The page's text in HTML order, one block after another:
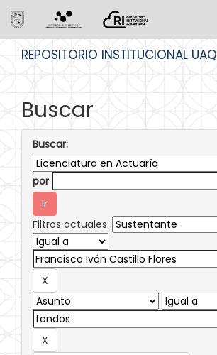
REPOSITORIO INSTITUCIONAL UAQ
Buscar
Buscar:
por
Filtros actuales: